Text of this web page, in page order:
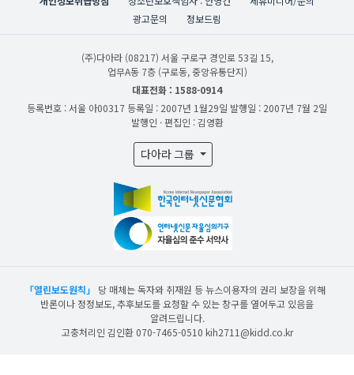
광고문의
정보드림
(주)다아라 (08217) 서울 구로구 경인로 53길 15,
업무A동 7층 (구로동, 중앙유통단지)
대표전화 : 1588-0914
등록번호 : 서울 아00317 등록일 : 2007년 1월29일 발행일 : 2007년 7월 2일
발행인 · 편집인 : 김영환
다아라 그룹
「열린보도원칙」
당 매체는 독자와 취재원 등 뉴스이용자의 권리 보장을 위해
반론이나 정정보도, 추후보도를 요청할 수 있는 창구를 열어두고 있음을
알려드립니다.
고충처리인 김인환 070-7465-0510 kih2711@kidd.co.kr